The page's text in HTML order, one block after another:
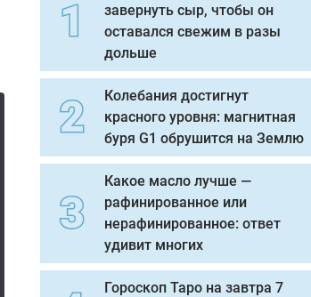
завернуть сыр, чтобы он
оставался свежим в разы
дольше
Колебания достигнут
красного уровня: магнитная
буря G1 обрушится на Землю
Какое масло лучше —
рафинированное или
нерафинированное: ответ
удивит многих
Гороскоп Таро на завтра 7